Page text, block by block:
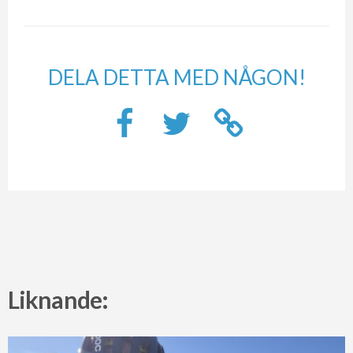
DELA DETTA MED NÅGON!
Liknande: